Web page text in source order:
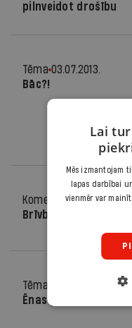
pilnveidot drošību
Tēma 03.07.2013.
Bāc?!
Komentārs 24.04.2013.
Brīvbiļete uz viņsauli?
Tēma
Ēnas pār Kundziņsalu
Lai
Mēs izmantojam
lapas darbībai
vienmēr var